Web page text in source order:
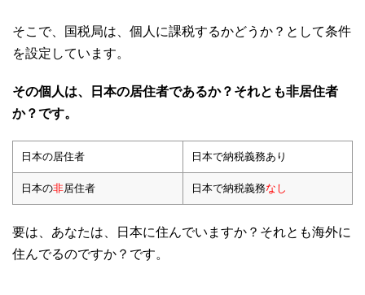
そこで、国税局は、個人に課税するかどうか？として条件
を設定しています。
その個人は、日本の居住者であるか？それとも非居住者
か？です。
日本の居住者 日本で納税義務あり
日本の非居住者 日本で納税義務なし
要は、あなたは、日本に住んでいますか？それとも海外に
住んでるのですか？です。